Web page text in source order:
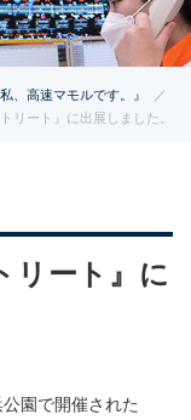
、高速マモルです。』
リート』に出展しました。
リート』に
園で開催された